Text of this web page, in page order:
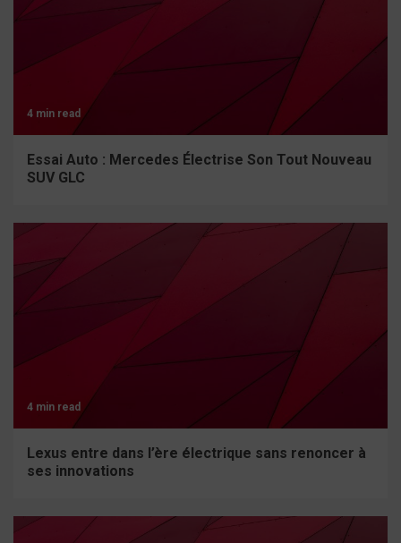
4 min read
Essai Auto : Mercedes Électrise Son Tout Nouveau
SUV GLC
4 min read
Lexus entre dans l’ère électrique sans renoncer à
ses innovations